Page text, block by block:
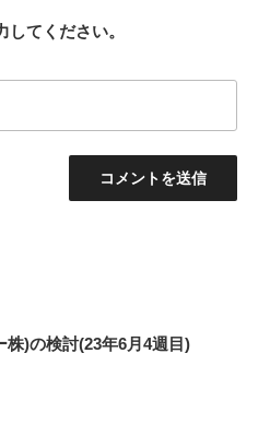
てください。
)の検討(23年6月4週目)